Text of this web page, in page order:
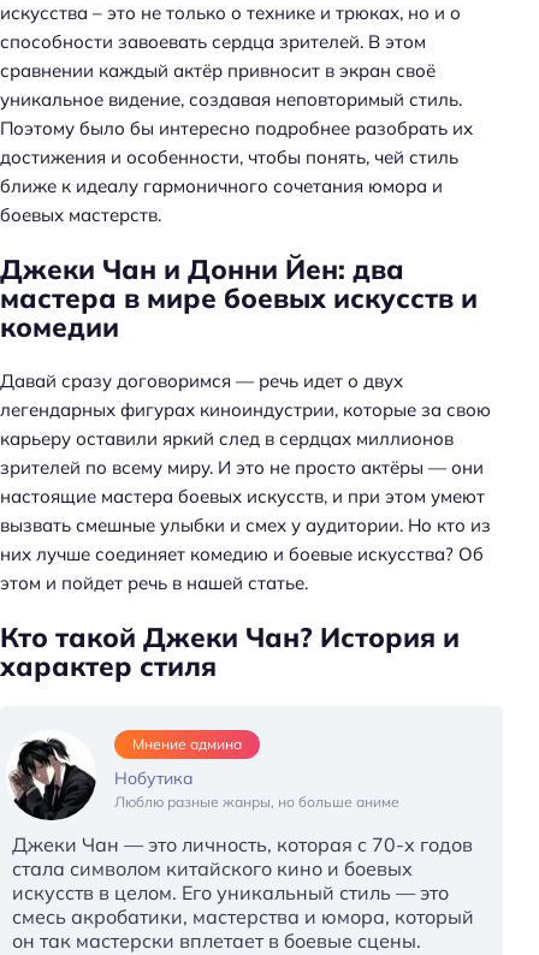
искусства – это не только о технике и трюках, но и о
способности завоевать сердца зрителей. В этом
сравнении каждый актёр привносит в экран своё
уникальное видение, создавая неповторимый стиль.
Поэтому было бы интересно подробнее разобрать их
достижения и особенности, чтобы понять, чей стиль
ближе к идеалу гармоничного сочетания юмора и
боевых мастерств.
Джеки Чан и Донни Йен: два
мастера в мире боевых искусств и
комедии
Давай сразу договоримся — речь идет о двух
легендарных фигурах киноиндустрии, которые за свою
карьеру оставили яркий след в сердцах миллионов
зрителей по всему миру. И это не просто актёры — они
настоящие мастера боевых искусств, и при этом умеют
вызвать смешные улыбки и смех у аудитории. Но кто из
них лучше соединяет комедию и боевые искусства? Об
этом и пойдет речь в нашей статье.
Кто такой Джеки Чан? История и
характер стиля
Мнение админа
Нобутика
Люблю разные жанры, но больше аниме
Джеки Чан — это личность, которая с 70-х годов
стала символом китайского кино и боевых
искусств в целом. Его уникальный стиль — это
смесь акробатики, мастерства и юмора, который
он так мастерски вплетает в боевые сцены.